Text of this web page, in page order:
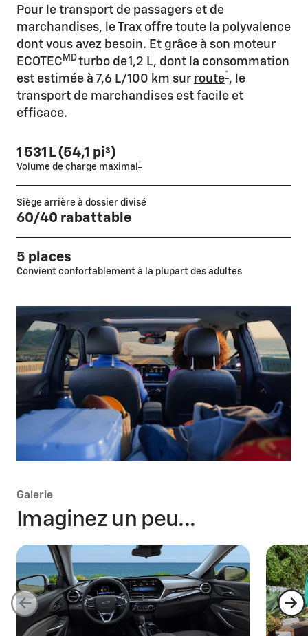
Pour le transport de passagers et de
marchandises, le Trax offre toute la polyvalence
dont vous avez besoin. Et grâce à son moteur
ECOTEC MDturbo de 1,2 L, dont la consommation
est estimée à 7,6 L/100 km sur route*, le
transport de marchandises est facile et
efficace.
1 531 L (54,1 pi³)
Volume de charge maximal *
Siège arrière à dossier divisé
60/40 rabattable
5 places
Convient confortablement à la plupart des adultes
Galerie
Imaginez un peu...